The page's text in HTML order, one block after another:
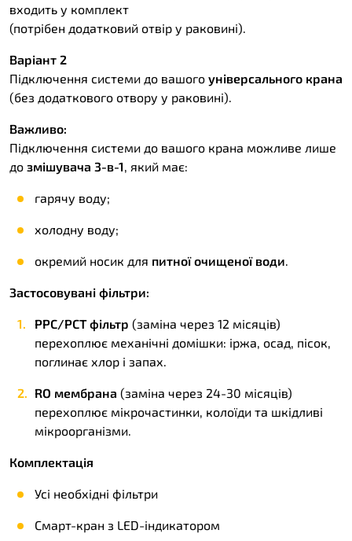
входить у комплект
(потрібен додатковий отвір у раковині).
Варіант 2
Підключення системи до вашого універсального крана
(без додаткового отвору у раковині).
Важливо:
Підключення системи до вашого крана можливе лише
до змішувача 3-в-1 , який має:
гарячу воду;
холодну воду;
окремий носик для питної очищеної води
Застосовувані фільтри:
РРС/РСТ фільтр (заміна через 12 місяців)
перехоплює механічні домішки: іржа, осад, пісок,
поглинає хлор і запах.
RO мембрана (заміна через 24-30 місяців)
перехоплює мікрочастинки, колоїди та шкідливі
мікроорганізми.
Комплектація
Усі необхідні фільтри
Смарт-кран з LED-індикатором